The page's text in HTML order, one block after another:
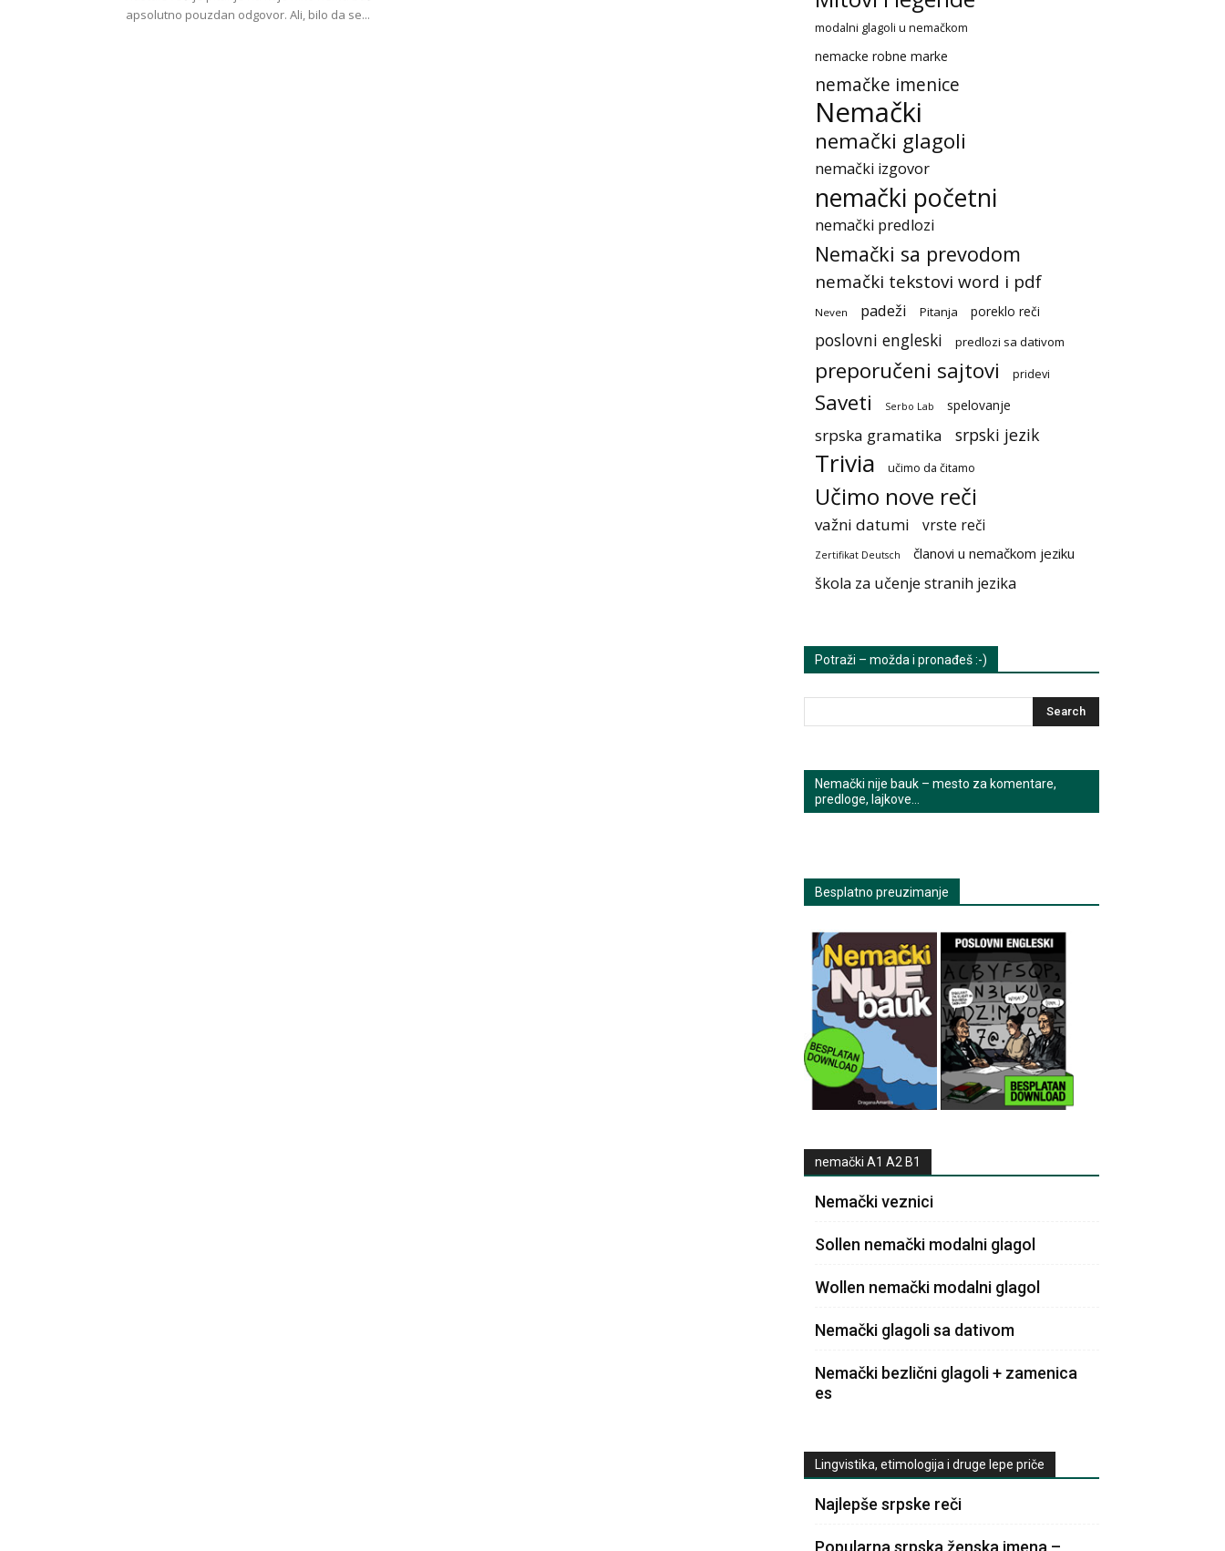
apsolutno pouzdan odgovor. Ali, bilo da se...
modalni glagoli u nemačkom
nemacke robne marke
nemačke imenice
Nemački
nemački glagoli
nemački izgovor
nemački početni
nemački predlozi
Nemački sa prevodom
nemački tekstovi word i pdf
Neven padeži Pitanja poreklo reči
poslovni engleski predlozi sa dativom
preporučeni sajtovi pridevi
Saveti Serbo Lab spelovanje
srpska gramatika srpski jezik
Trivia učimo da čitamo
Učimo nove reči
važni datumi vrste reči
Zertifikat Deutsch članovi u nemačkom jeziku
škola za učenje stranih jezika
Potraži – možda i pronađeš :-)
Nemački nije bauk – mesto za komentare,
predloge, lajkove…
Besplatno preuzimanje
nemački A1 A2 B1
Nemački veznici
Sollen nemački modalni glagol
Wollen nemački modalni glagol
Nemački glagoli sa dativom
Nemački bezlični glagoli + zamenica
es
Lingvistika, etimologija i druge lepe priče
Najlepše srpske reči
Popularna srpska ženska imena –